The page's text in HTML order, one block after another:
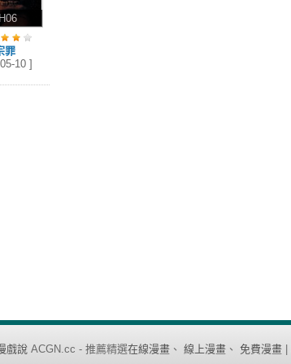
罪
10 ]
戲說 ACGN.cc - 推薦精選在線漫畫 、 線上漫畫 、 免費漫畫